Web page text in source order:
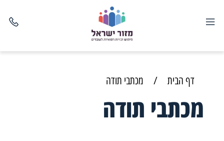
דף הבית / מכתבי תודה
מכתבי תודה